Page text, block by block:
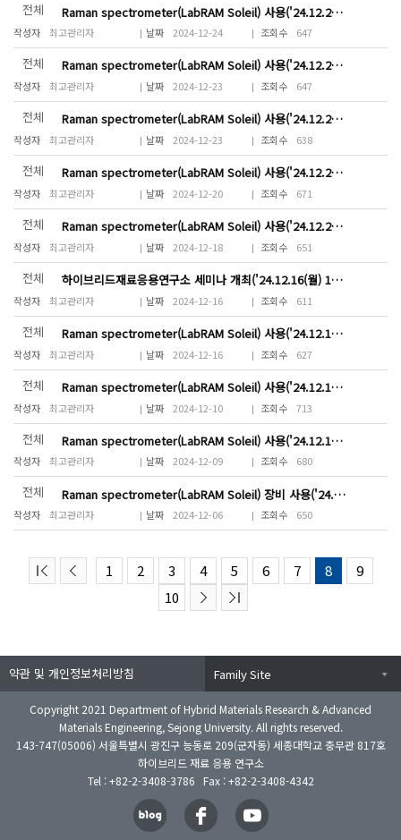
전체 Raman spectrometer(LabRAM Soleil) 사용('24.12.24(화) 16:00~18:00)
최고관리자 2024-12-24 647
전체 Raman spectrometer(LabRAM Soleil) 사용('24.12.28(토) 14:00~18:00)
최고관리자 2024-12-23 647
전체 Raman spectrometer(LabRAM Soleil) 사용('24.12.27(금) 14:00~18:00)
최고관리자 2024-12-23 638
전체 Raman spectrometer(LabRAM Soleil) 사용('24.12.23(월) 13:00~18:00)
최고관리자 2024-12-20 671
전체 Raman spectrometer(LabRAM Soleil) 사용('24.12.20(목) 09:00~24:00)
최고관리자 2024-12-18 651
전체 하이브리드재료응용연구소 세미나 개최('24.12.16(월) 18:00~20:00)
최고관리자 2024-12-16 611
전체 Raman spectrometer(LabRAM Soleil) 사용('24.12.16(월) 15:00~18:00)
최고관리자 2024-12-16 627
전체 Raman spectrometer(LabRAM Soleil) 사용('24.12.11(수) 13:00~14:00)
최고관리자 2024-12-10 713
전체 Raman spectrometer(LabRAM Soleil) 사용('24.12.10(화) 13:00~15:00)
최고관리자 2024-12-09 680
전체 Raman spectrometer(LabRAM Soleil) 장비 사용('24.12.10(화) 15:00~17:00...
최고관리자 2024-12-06 650
1 2 3 4 5 6 7 8
9
10
약관 및 개인정보처리방침 Family Site
Copyright 2021 Department of Hybrid Materials Research & Advanced
Materials Engineering, Sejong University. All rights reserved.
143-747(05006) 서울특별시 광진구 능동로 209(군자동) 세종대학교 충무관 817호
하이브리드 재료 응용 연구소
Tel : +82-2-3408-3786 Fax : +82-2-3408-4342